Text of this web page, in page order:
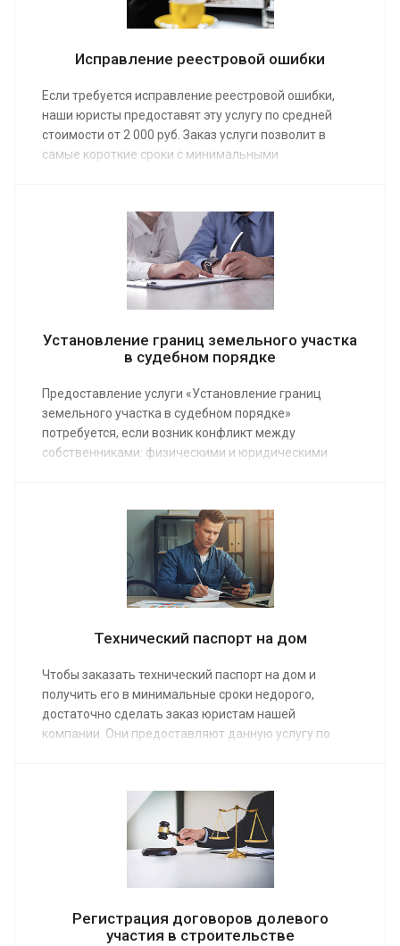
Исправление реестровой ошибки
Если требуется исправление реестровой ошибки,
наши юристы предоставят эту услугу по средней
стоимости от 2 000 руб. Заказ услуги позволит в
самые короткие сроки с минимальными
Установление границ земельного участка
в судебном порядке
Предоставление услуги «Установление границ
земельного участка в судебном порядке»
потребуется, если возник конфликт между
собственниками: физическими и юридическими
недвижимость. Средняя стоимость работы
специалиста от 20 000 руб.
Технический паспорт на дом
Чтобы заказать технический паспорт на дом и
получить его в минимальные сроки недорого,
достаточно сделать заказ юристам нашей
компании. Они предоставляют данную услугу по
Регистрация договоров долевого
участия в строительстве